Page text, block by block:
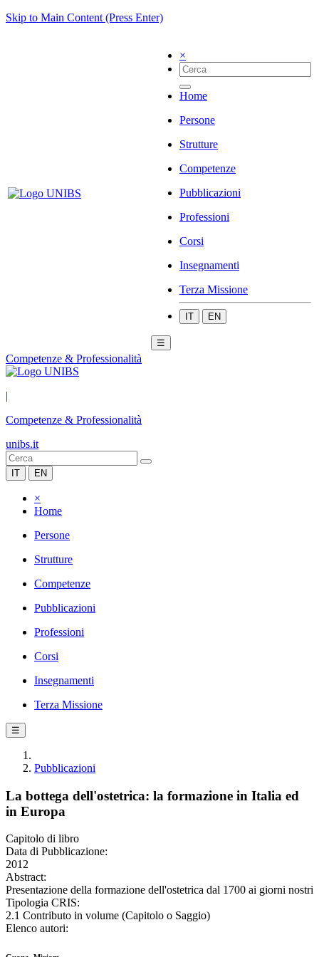
Skip to Main Content (Press Enter)
×
Home
Persone
Strutture
Competenze
Pubblicazioni
Professioni
Corsi
Insegnamenti
Terza Missione
IT EN
☰
Competenze & Professionalità
|
Competenze & Professionalità
unibs.it
IT EN
×
Home
Persone
Strutture
Competenze
Pubblicazioni
Professioni
Corsi
Insegnamenti
Terza Missione
☰
Pubblicazioni
La bottega dell'ostetrica: la formazione in Italia ed
in Europa
Capitolo di libro
Data di Pubblicazione:
2012
Abstract:
Presentazione della formazione dell'ostetrica dal 1700 ai giorni nostri
Tipologia CRIS:
2.1 Contributo in volume (Capitolo o Saggio)
Elenco autori: